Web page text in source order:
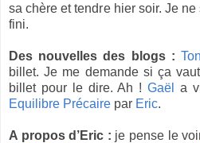
sa chère et tendre hier soir. Je
fini.
Des nouvelles des blogs :
billet. Je me demande si ça
billet pour le dire. Ah !Gaël
a
Equilibre Précaire par Eric.
A propos d’Eric : je pense le